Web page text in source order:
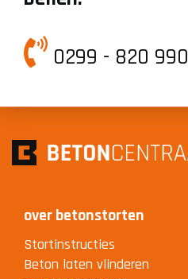
0299 - 820 990
over betonstorten
Stortinstructies
Beton laten vlinderen